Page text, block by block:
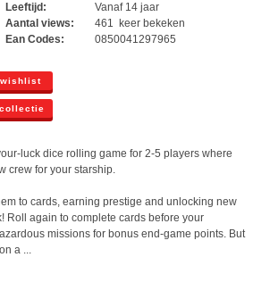
Leeftijd:
Vanaf 14 jaar
Aantal views:
461 keer bekeken
Ean Codes:
0850041297965
wishlist
luck dice rolling game for 2-5 players where
crew for your starship.
to cards, earning prestige and unlocking new
Roll again to complete cards before your
missions for bonus end-game points. But
a ...